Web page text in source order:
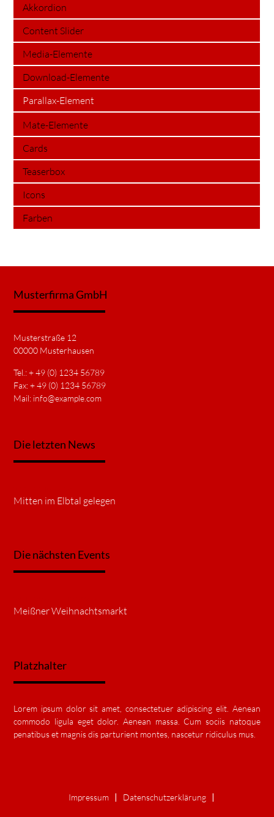
Akkordion
Content Slider
Media-Elemente
Download-Elemente
Parallax-Element
Mate-Elemente
Cards
Teaserbox
Icons
Farben
Musterfirma GmbH
Musterstraße 12
00000 Musterhausen
Tel.: + 49 (0) 1234 56789
Fax: + 49 (0) 1234 56789
Mail: info@example.com
Die letzten News
Mitten im Elbtal gelegen
Die nächsten Events
Meißner Weihnachtsmarkt
Platzhalter
Lorem ipsum dolor sit amet, consectetuer adipiscing elit. Aenean
commodo ligula eget dolor. Aenean massa. Cum sociis natoque
penatibus et magnis dis parturient montes, nascetur ridiculus mus.
Impressum Datenschutz­erklärung